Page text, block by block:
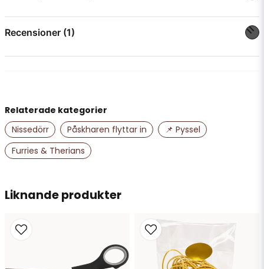
Fråga oss något om denna produkten...
email
Mejladress
Ja, ni får publicera min fråga
Recensioner (1)
Liknande produkter
Relaterade kategorier
Nissedörr
Påskharen flyttar in
📌 Pyssel
Furries & Therians